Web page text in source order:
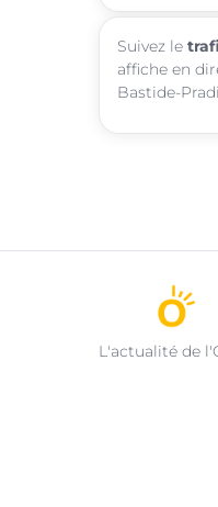
Suivez le
affiche en
Bastide-
L'actualité de